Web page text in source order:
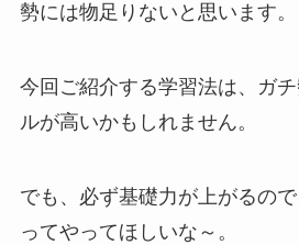
勢には物足りないと思います。
今回ご紹介する学習法は、ガ
ルが高いかもしれません。
でも、必ず基礎力が上がるの
ってやってほしいな～。